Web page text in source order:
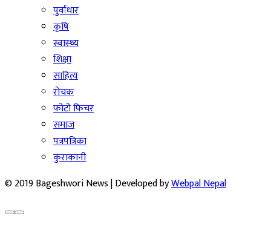
पुर्वाधार
कृषि
स्वास्थ्य
शिक्षा
साहित्य
रोचक
फोटो फिचर
समाज
पत्रपत्रिका
कुराकानी
© 2019 Bageshwori News | Developed byWebpal Nepal